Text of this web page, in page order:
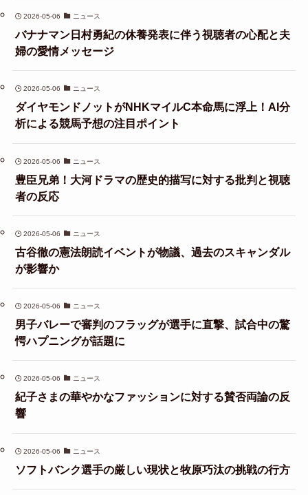
2026-05-06 ニュース
バナナマン日村勇紀の休養発表に伴う視聴者の心配と夫
婦の愛情メッセージ
2026-05-06 ニュース
ダイヤモンドノットがNHKマイルC本命馬に浮上！AI分
析による競馬予想の注目ポイント
2026-05-06 ニュース
豊臣兄弟！大河ドラマの歴史的描写に対する批判と視聴
者の反応
2026-05-06 ニュース
古谷徹の憲法朗読イベントが物議、過去のスキャンダル
が影響か
2026-05-06 ニュース
男子バレーで審判のフラッグが選手に直撃、試合中の驚
愕ハプニングが話題に
2026-05-06 ニュース
紀子さまの華やかなファッションに対する賛否両論の反
響
2026-05-06 ニュース
ソフトバンク選手の厳しい現状と牧原巧汰の挑戦の行方